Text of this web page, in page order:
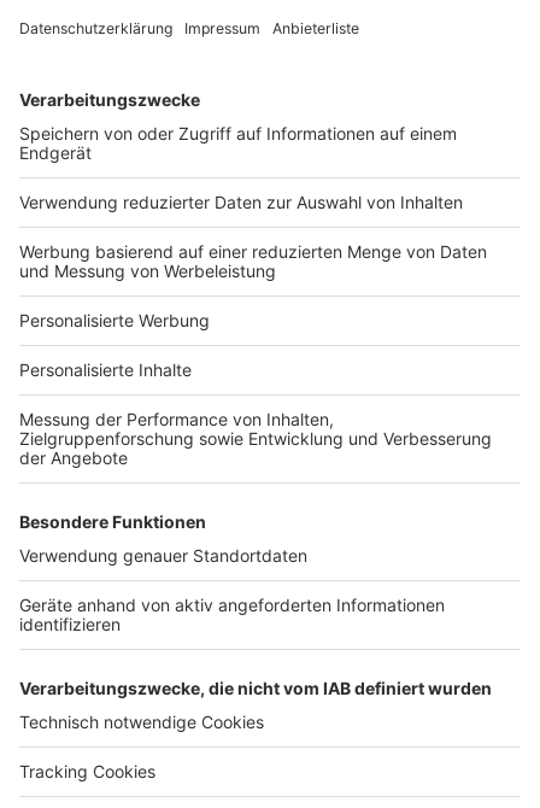
Services
Bauprojekt-Quiz
Häuser-Suche
Hausanbieter-Suche
Bauprojekt-Profil
Für Unternehmen
Ihre Baufirma auf bauen.de
Kostenloses Infogespräch